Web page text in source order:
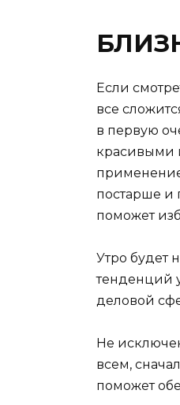
Если
все
в первую
красивыми
постарше и
поможет
Утро будет
тенденций
деловой
Не
всем,
поможет